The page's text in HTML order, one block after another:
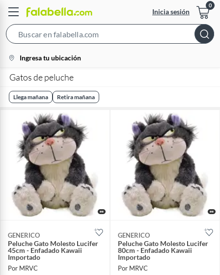
Inicia sesión
Bar
location-
icon
Ingresa tu ubicación
Gatos de peluche​
Llega mañana Retira mañana
GENERICO
Peluche Gato Molesto Lucifer
45cm - Enfadado Kawaii
Importado
Por MRVC
GENERICO
Peluche Gato Molesto Lucifer
80cm - Enfadado Kawaii
Importado
Por MRVC